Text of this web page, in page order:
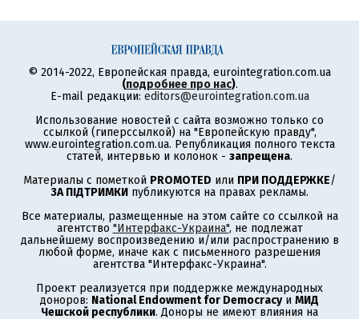
© 2014-2022, Европейская правда, eurointegration.com.ua
(подробнее про нас).
E-mail редакции: editors@eurointegration.com.ua
Использование новостей с сайта возможно только со
ссылкой (гиперссылкой) на "Европейскую правду",
www.eurointegration.com.ua. Републикация полного текста
статей, интервью и колонок - запрещена.
Материалы с пометкой PROMOTED или ПРИ ПОДДЕРЖКЕ/
ЗА ПІДТРИМКИ публикуются на правах рекламы.
Все материалы, размещенные на этом сайте со ссылкой на
агентство "Интерфакс-Украина", не подлежат
дальнейшему воспроизведению и/или распространению в
любой форме, иначе как с письменного разрешения
агентства "Интерфакс-Украина".
Проект реализуется при поддержке международных
доноров: National Endowment for Democracyи МИД
Чешской республики. Доноры не имеют влияния на